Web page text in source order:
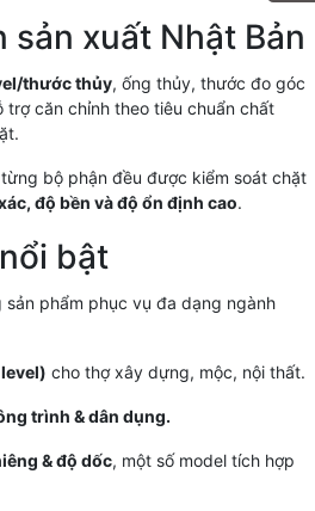
sản xuất Nhật Bản
thước thủy, ống thủy, thước đo góc
căn chỉnh theo tiêu chuẩn chất
bộ phận đều được kiểm soát chặt
độ bền và độ ổn định cao.
bật
phẩm phục vụ đa dạng ngành
cho thợ xây dựng, mộc, nội thất.
trình & dân dụng.
& độ dốc, một số model tích hợp